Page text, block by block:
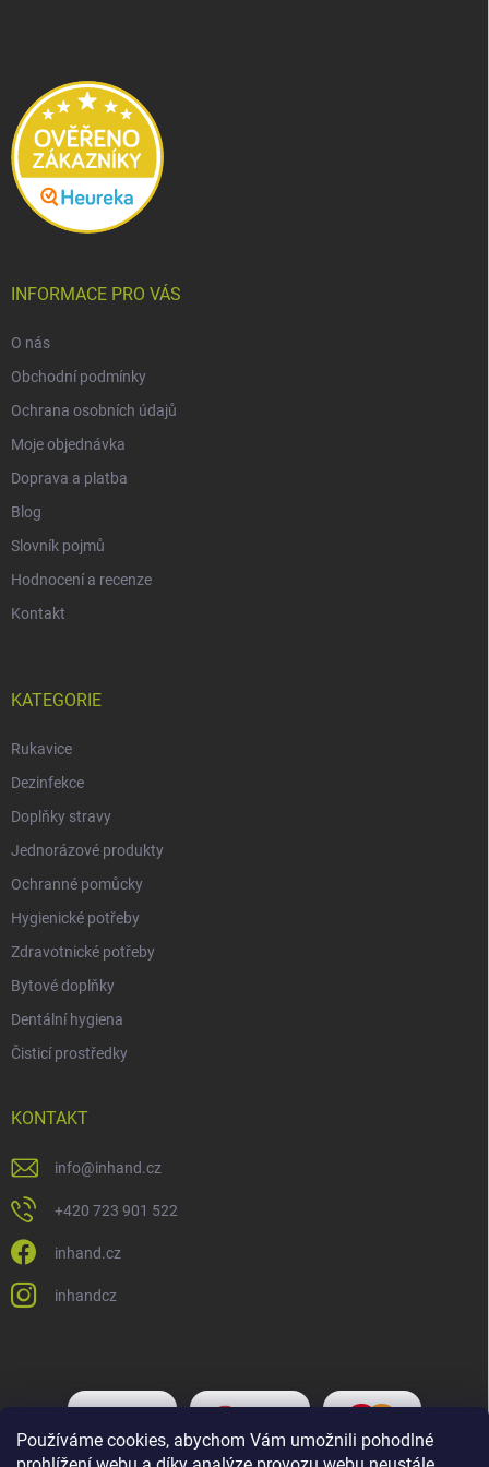
Používáme cookies, abychom Vám umožnili pohodlné
INFORMACE PRO VÁS
O nás
Obchodní podmínky
Ochrana osobních údajů
Moje objednávka
Doprava a platba
Blog
Slovník pojmů
Hodnocení a recenze
Kontakt
KATEGORIE
Rukavice
Dezinfekce
Doplňky stravy
Jednorázové produkty
Ochranné pomůcky
Hygienické potřeby
Zdravotnické potřeby
Bytové doplňky
Dentální hygiena
Čisticí prostředky
KONTAKT
info@inhand.cz
+420 723 901 522
inhand.cz
inhandcz